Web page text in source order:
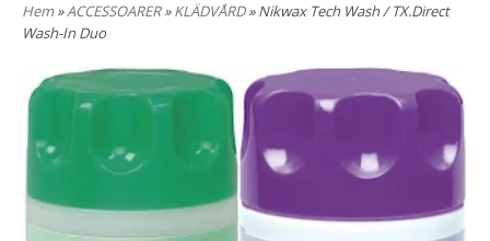
Hem»ACCESSOARER»KLÄDVÅRD» Nikwax Tech Wash / TX.Direct
Wash-In Duo